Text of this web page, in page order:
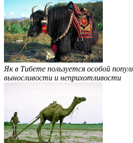
Як в Тибете пользуется особой
выносливости и неприхотливости